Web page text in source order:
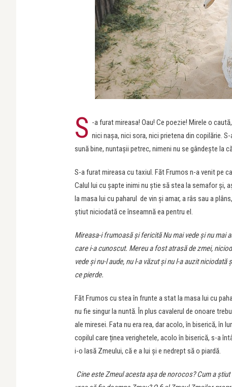
S -a furat mireasa! Oau! Ce poezie! Mirele o
nici nașa, nici sora, nici prietena din copilărie.
sună bine, nuntașii petrec, nimeni nu se gândește la
S-a furat mireasa cu taxiul. Făt Frumos n-a venit pe
Calul lui cu șapte inimi nu știe să stea la semafor și,
la masa lui cu paharul de vin și amar, a râs sau a
știut niciodată ce înseamnă ea pentru el.
Mireasa-i frumoasă și fericită Nu mai vede și nu mai
care i-a cunoscut. Mereu a fost atrasă de zmei,
vede și nu-l aude, nu l-a văzut și nu l-a auzit
ce pierde.
Făt Frumos cu stea în frunte a stat la masa lui cu
nu fie singur la nuntă. În plus cavalerul de onoare
ale miresei. Fata nu era rea, dar acolo, în biserică, în
copilul care ținea verighetele, acolo în biserică, s-a
i-o lasă Zmeului, că e a lui și e nedrept să o piardă.
Cine este Zmeul acesta așa de norocos? Cum a